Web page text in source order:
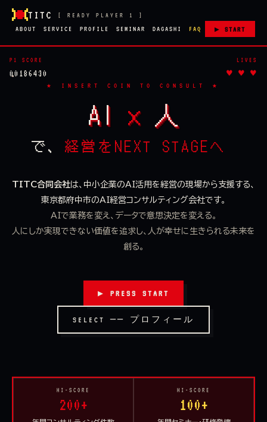
TITC [ READY PLAYER 1 ]
ABOUT SERVICE PROFILE SEMINAR DAGASHI FAQ ▶ START
P1 SCORE
00186430
LIVES
♥ ♥ ♥
AI ×人
で、 経営をNEXT STAGEへ
TITC合同会社は、中小企業のAI活用を経営の現場から支援する、
東京都府中市のAI経営コンサルティング会社です。
AIで業務を変え、データで意思決定を変える。
人にしか実現できない価値を追求し、人が幸せに生きられる未来を
創る。
▶ PRESS START
SELECT ── プロフィール
HI-SCORE
200+
HI-SCORE
100+